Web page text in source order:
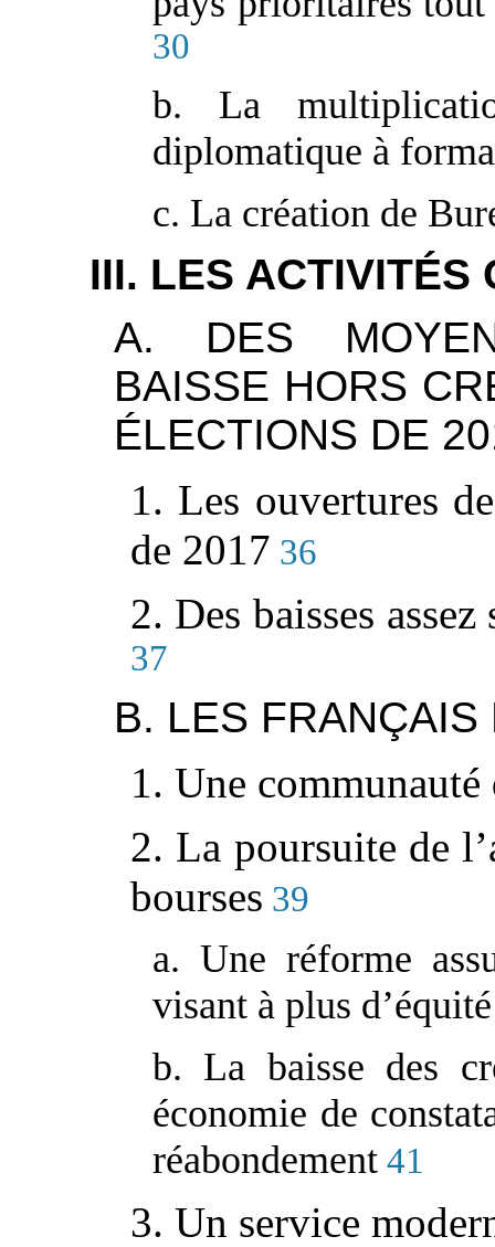
30
b. La
diplomatique à
c. La création de
III. LES ACTIVITÉS
A. DES
BAISSE HORS
ÉLECTIONS DE
1. Les ouvertures
de 2017 36
2. Des baisses
37
B. LES FRANÇAIS
1. Une
2. La poursuite de
bourses 39
a. Une réforme
visant à plus d’équité
b. La baisse des
économie de
réabondement41
3. Un service